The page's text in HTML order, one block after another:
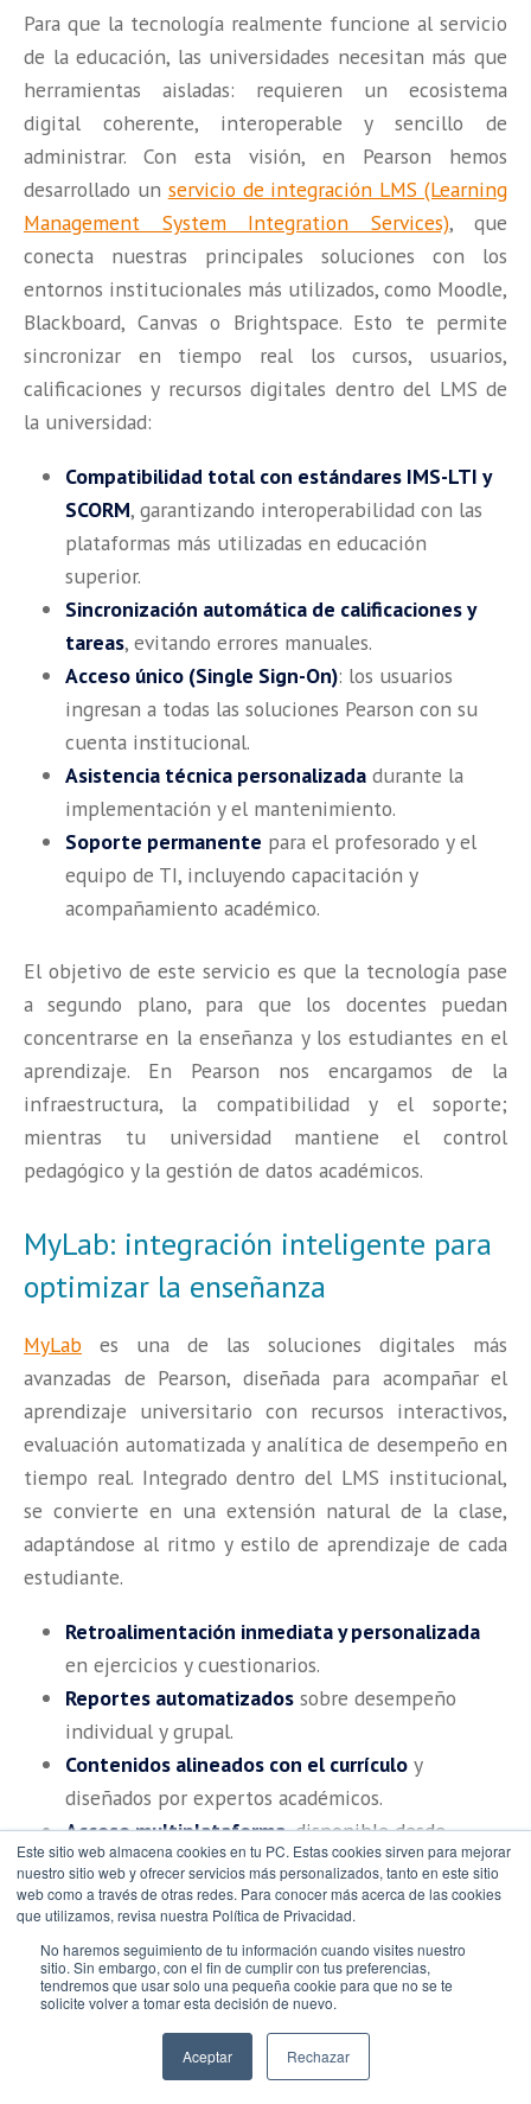
Este sitio web almacena cookies en tu PC. Estas cookies sirven para mejorar
nuestro sitio web y ofrecer servicios más personalizados, tanto en este sitio
web como a través de otras redes. Para conocer más acerca de las cookies
que utilizamos, revisa nuestra Política de Privacidad.
No haremos seguimiento de tu información cuando visites nuestro
sitio. Sin embargo, con el fin de cumplir con tus preferencias,
tendremos que usar solo una pequeña cookie para que no se te
solicite volver a tomar esta decisión de nuevo.
Aceptar Rechazar
Para que la tecnología realmente funcione al servicio
de la educación, las universidades necesitan más que
herramientas aisladas: requieren un ecosistema
digital coherente, interoperable y sencillo de
administrar. Con esta visión, en Pearson hemos
desarrollado un servicio de integración LMS (Learning
Management System Integration Services), que
conecta nuestras principales soluciones con los
entornos institucionales más utilizados, como Moodle,
Blackboard, Canvas o Brightspace. Esto te permite
sincronizar en tiempo real los cursos, usuarios,
calificaciones y recursos digitales dentro del LMS de
la universidad:
Compatibilidad total con estándares IMS-LTI y
SCORM, garantizando interoperabilidad con las
plataformas más utilizadas en educación
superior.
Sincronización automática de calificaciones y
tareas, evitando errores manuales.
Acceso único (Single Sign-On): los usuarios
ingresan a todas las soluciones Pearson con su
cuenta institucional.
Asistencia técnica personalizada durante la
implementación y el mantenimiento.
Soporte permanente para el profesorado y el
equipo de TI, incluyendo capacitación y
acompañamiento académico.
El objetivo de este servicio es que la tecnología pase
a segundo plano, para que los docentes puedan
concentrarse en la enseñanza y los estudiantes en el
aprendizaje. En Pearson nos encargamos de la
infraestructura, la compatibilidad y el soporte;
mientras tu universidad mantiene el control
pedagógico y la gestión de datos académicos.
MyLab: integración inteligente para
optimizar la enseñanza
MyLab es una de las soluciones digitales más
avanzadas de Pearson, diseñada para acompañar el
aprendizaje universitario con recursos interactivos,
evaluación automatizada y analítica de desempeño en
tiempo real. Integrado dentro del LMS institucional,
se convierte en una extensión natural de la clase,
adaptándose al ritmo y estilo de aprendizaje de cada
estudiante.
Retroalimentación inmediata y personalizada
en ejercicios y cuestionarios.
Reportes automatizados sobre desempeño
individual y grupal.
Contenidos alineados con el currículo y
diseñados por expertos académicos.
Acceso multiplataforma, disponible desde
computadoras, tabletas o dispositivos móviles
Integración directa con la Biblioteca Virtual y
otras soluciones Pearson, para ampliar las
fuentes de aprendizaje.
Una vez integrado, los docentes pueden crear cursos
de MyLab directamente desde el LMS y vincularlos a